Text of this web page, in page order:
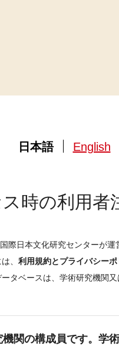
日本語 English
時の利用者
際日本文化研究センターが
、 利用規約とプライバシー
タベースは、学術研究機関
関の構成員です。学